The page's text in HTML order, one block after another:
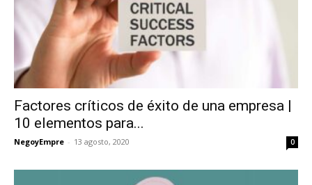
Factores críticos de éxito de una empresa |
10 elementos para...
NegoyEmpre - 13 agosto, 2020 0